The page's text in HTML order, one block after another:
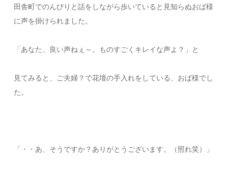
田舎町でのんびりと話をしながら歩いていると見知らぬおば様
に声を掛けられました。
「あなた、良い声ねぇ～。ものすごくキレイな声よ？」と
見てみると、ご夫婦？で花壇の手入れをしている、おば様でし
た。
「・・あ、そうですか？ありがとうございます。（照れ笑）」